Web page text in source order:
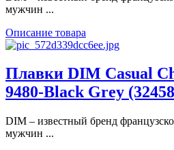
мужчин ...
Описание товара
Плавки DIM Casual
9480-Black Grey
DIM – известный бренд
мужчин ...